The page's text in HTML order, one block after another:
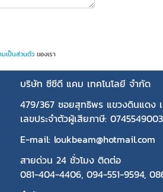
มเป็นส่วนตัวของเรา
บริษัท ซีซีดี แคม เทคโนโลยี จำกัด
479/367 ซอยสุทธิพร แขวงดินแดง
เลขประจำตัวผู้เสียภาษี:
E-mail: loukbeam@hotmail.com
สายด่วน 24 ชั่วโมง ติดต่อ
081-404-4406, 094-551-9594,